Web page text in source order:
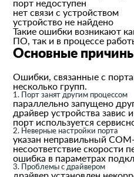
порт недоступен
нет связи с устройством
устройство не найдено
Такие ошибки возникают
ПО, так и в процессе
Основные
Ошибки, связанные с
несколько групп.
1. Порт занят другим процессом
параллельно запущено
драйвер устройства завис
порт используется
2. Неверные настройки порта
указан неправильный
несоответствие скорости
ошибка в параметрах
3. Проблемы с драйвером
драйвер установлен